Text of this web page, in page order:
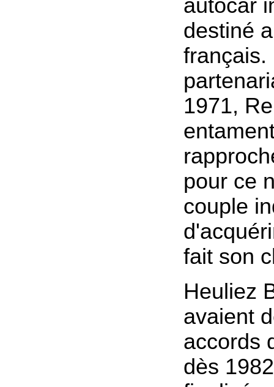
autocar
destiné
français.
1971,
pour ce
couple
fait son
Heuliez
avaient
accords
dès